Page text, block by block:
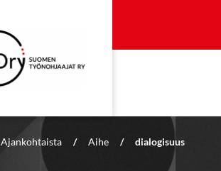
Ajankohtaista / Aihe / dialogisuus